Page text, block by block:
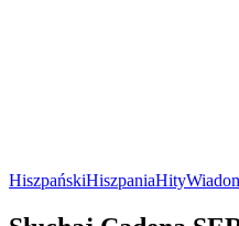
HiszpańskiHiszpaniaHity